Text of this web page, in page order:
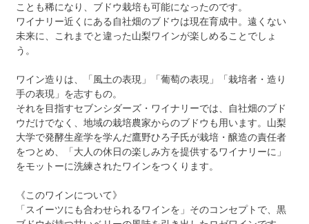
ことも稀になり、ブドウ栽培も可能になったのです。
ワイナリー近くにある自社畑のブドウは現在育成中。遠くない
未来に、これまでと違った山梨ワインが楽しめることでしょ
う。
ワイン造りは、「風土の表現」「葡萄の表現」「栽培者・造り
手の表現」を志すもの。
それを目指すセブンシダーズ・ワイナリーでは、自社畑のブド
ウだけでなく、地域の栽培農家からのブドウも用います。山梨
大学で発酵生産学を学んだ鷹野ひろ子氏が栽培・醸造の責任者
をつとめ、「大人の休日の楽しみ方を提供するワイナリーに」
をモットーに洗練されたワインをつくります。
《このワインについて》
「スイーツにも合わせられるワインを」そのコンセプトで、黒